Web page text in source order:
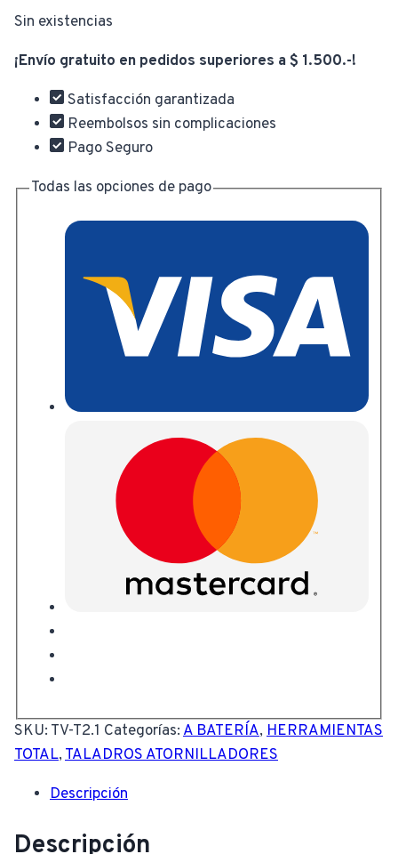
Sin existencias
¡Envío gratuito en pedidos superiores a $ 1.500.-!
Satisfacción garantizada
Reembolsos sin complicaciones
Pago Seguro
Todas las opciones de pago
SKU: TV-T2.1 Categorías:A BATERÍA, HERRAMIENTAS
TOTAL,TALADROS ATORNILLADORES
Descripción
Descripción